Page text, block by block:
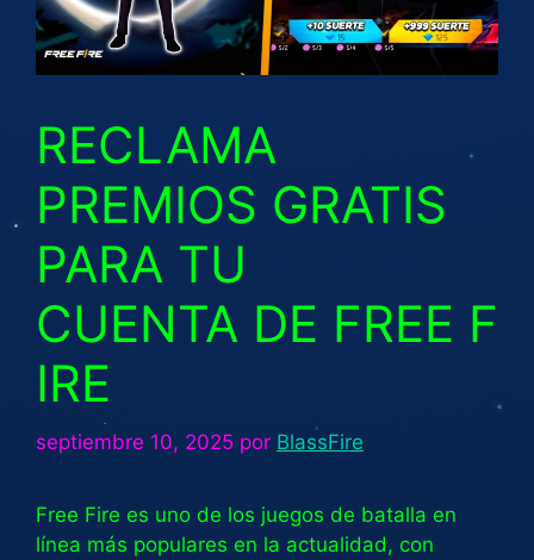
RECLAMA
PREMIOS GRATIS
PARA TU
CUENTA DE FREE F
IRE
septiembre 10, 2025 por BlassFire
Free Fire es uno de los juegos de batalla en
línea más populares en la actualidad, con